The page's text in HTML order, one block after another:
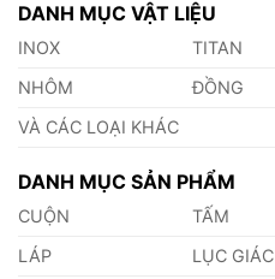
DANH MỤC VẬT LIỆU
INOX TITAN
NHÔM
ĐỒNG
VÀ CÁC LOẠI KHÁC
DANH MỤC SẢN PHẨM
CUỘN TẤM
LÁP
LỤC GIÁC